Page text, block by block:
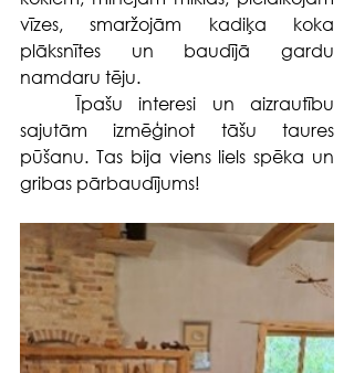
vīzes, smaržojām kadiķa koka
plāksnītes un baudījā gardu
namdaru tēju.
	Īpašu interesi un aizrautību
sajutām izmēģinot tāšu taures
pūšanu. Tas bija viens liels spēka un
gribas pārbaudījums!